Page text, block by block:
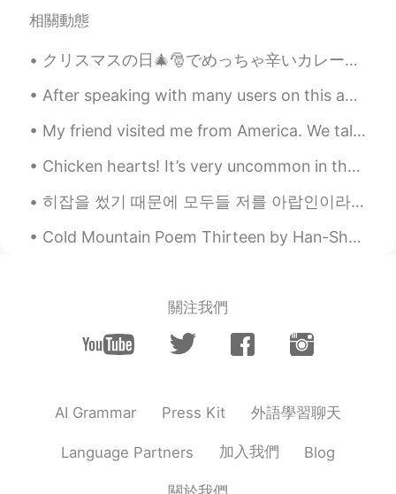
Flowers are always nice and refreshing! I
also buy too many lip products! There are
so many shades I want to try so I end up
buying them!
JP EN
The cake is so cute!❣️If I find a flower, I
will buy it. I also buy nail colors and
lipsticks impulsively😹
2021.03.16 23:16
衝動買いだね。良い買い物だったね。
相關動態
クリスマスの日🎄🎅でめっちゃ辛いカレー🍛を料理した！全部の家族はいっぱい食べた。嬉しくて、びっくりした！今回俺のレシピで人参🥕と、ジャガイモ🥔と、玉ねぎ🧅を入れた。次回はトフ入れたい。考えが美味...
After speaking with many users on this app, I've realized a lot of you have troubles with the pas...
My friend visited me from America. We talked for two days straight! He is an angel and I’m so gra...
Chicken hearts! It’s very uncommon in the UK 🇬🇧 (this photo is in Akihabara 🇯🇵) but they’re prett...
히잡을 썼기 때문에 모두들 저를 아랍인이라고 생각하지만 저는 터키 사람이에용 🇹🇷🇹🇷🇹🇷 ヒジャブを着ているので、みんな私がアラブ人だと思っているが、私はトルコ人だ 🇹🇷🇹🇷🇹🇷 ...
Cold Mountain Poem Thirteen by Han-Shan. Translated by Gary Snyder. I can't stand these bird-so...
關注我們
AI Grammar Press Kit 外語學習聊天
Language Partners 加入我們 Blog